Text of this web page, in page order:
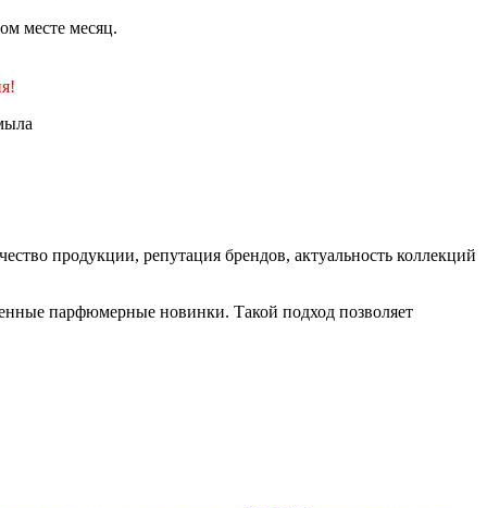
месте месяц.
продукции, репутация брендов, актуальность коллекций
парфюмерные новинки. Такой подход позволяет